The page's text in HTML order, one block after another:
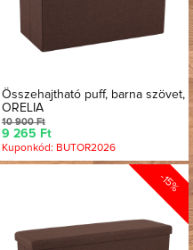
Összehajtható puff, barna szövet,
ORELIA
10 900 Ft
9 265 Ft
Kuponkód: BUTOR2026
-15%